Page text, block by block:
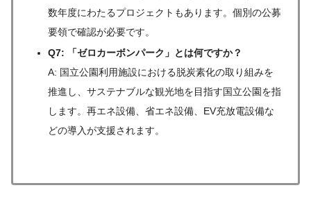
数年度にわたるプロジェクトもあります。個別の公募
要領で確認が必要です。
Q7: 「ゼロカーボンパーク」とは何ですか？
A: 国立公園利用施設における脱炭素化の取り組みを
推進し、サステナブルな観光地を目指す国立公園を指
します。再エネ設備、省エネ設備、EV充放電設備な
どの導入が支援されます。